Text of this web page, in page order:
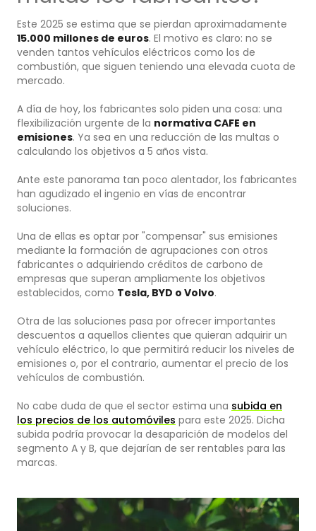
Este 2025 se estima que se pierdan aproximadamente
15.000 millones de euros. El motivo es claro: no se
venden tantos vehículos eléctricos como los de
combustión, que siguen teniendo una elevada cuota de
mercado.
A día de hoy, los fabricantes solo piden una cosa: una
flexibilización urgente de la normativa CAFE en
emisiones. Ya sea en una reducción de las multas o
calculando los objetivos a 5 años vista.
Ante este panorama tan poco alentador, los fabricantes
han agudizado el ingenio en vías de encontrar
soluciones.
Una de ellas es optar por "compensar" sus emisiones
mediante la formación de agrupaciones con otros
fabricantes o adquiriendo créditos de carbono de
empresas que superan ampliamente los objetivos
establecidos, como Tesla, BYD o Volvo.
Otra de las soluciones pasa por ofrecer importantes
descuentos a aquellos clientes que quieran adquirir un
vehículo eléctrico, lo que permitirá reducir los niveles de
emisiones o, por el contrario, aumentar el precio de los
vehículos de combustión.
No cabe duda de que el sector estima una subida en
los precios de los automóviles para este 2025. Dicha
subida podría provocar la desaparición de modelos del
segmento A y B, que dejarían de ser rentables para las
marcas.